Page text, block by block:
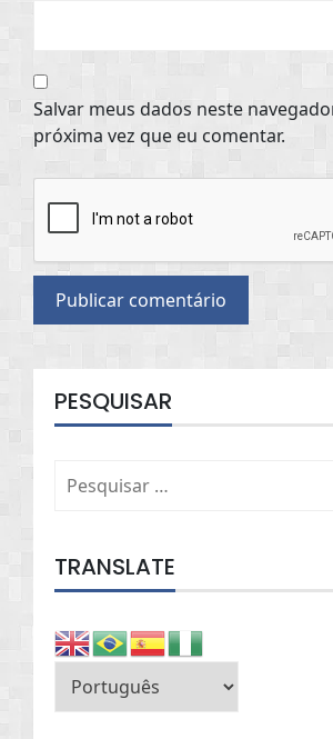
Salvar meus dados neste
próxima vez que eu comentar.
PESQUISAR
por:
TRANSLATE